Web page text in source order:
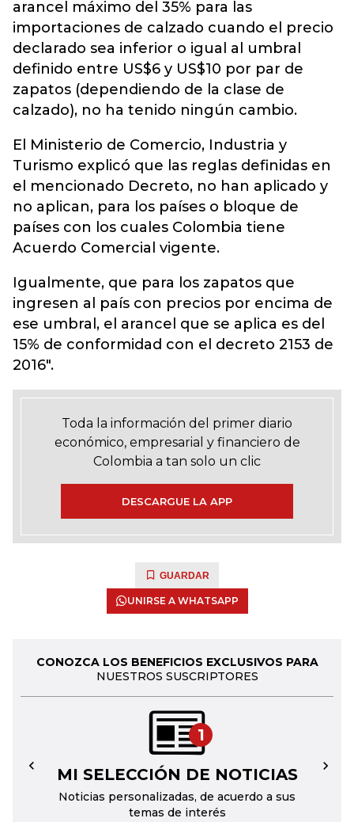
arancel máximo del 35% para las
importaciones de calzado cuando el precio
declarado sea inferior o igual al umbral
definido entre US$6 y US$10 por par de
zapatos (dependiendo de la clase de
calzado), no ha tenido ningún cambio.
El Ministerio de Comercio, Industria y
Turismo explicó que las reglas definidas en
el mencionado Decreto, no han aplicado y
no aplican, para los países o bloque de
países con los cuales Colombia tiene
Acuerdo Comercial vigente.
Igualmente, que para los zapatos que
ingresen al país con precios por encima de
ese umbral, el arancel que se aplica es del
15% de conformidad con el decreto 2153 de
2016".
Toda la información del primer diario
económico, empresarial y financiero de
Colombia a tan solo un clic
DESCARGUE LA APP
GUARDAR
UNIRSE A WHATSAPP
CONOZCA LOS BENEFICIOS EXCLUSIVOS PARA
NUESTROS SUSCRIPTORES
1
MI SELECCIÓN DE NOTICIAS
Noticias personalizadas, de acuerdo a sus
temas de interés
← →